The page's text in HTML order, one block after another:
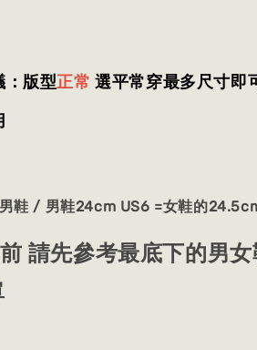
：版型正常 選平常穿最多尺寸即
鞋 / 男鞋24cm US6 =女鞋的
請先參考最底下的男